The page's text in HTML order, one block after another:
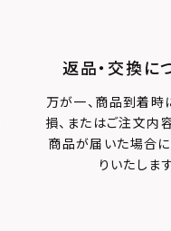
返品・交換に
万が一、商品到着時
損、またはご注文内
商品が届いた場合
りいたしま